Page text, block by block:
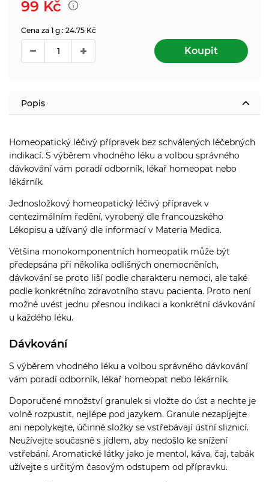
99 Kč
Cena za 1 g : 24.75 Kč
Koupit
Popis
Homeopatický léčivý přípravek bez schválených léčebných
indikací. S výběrem vhodného léku a volbou správného
dávkování vám poradí odborník, lékař homeopat nebo
lékárník.
Jednosložkový homeopatický léčivý přípravek v
centezimálním ředění, vyrobený dle francouzského
Lékopisu a užívaný dle informací v Materia Medica.
Většina monokomponentních homeopatik může být
předepsána při několika odlišných onemocněních,
dávkování se proto liší podle charakteru nemoci, ale také
podle konkrétního zdravotního stavu pacienta. Proto není
možné uvést jednu přesnou indikaci a konkrétní dávkování
u každého léku.
Dávkování
S výběrem vhodného léku a volbou správného dávkování
vám poradí odborník, lékař homeopat nebo lékárník.
Doporučené množství granulek si vložte do úst a nechte je
volně rozpustit, nejlépe pod jazykem. Granule nezapíjejte
ani nepolykejte, účinné složky se vstřebávají ústní sliznicí.
Neužívejte současně s jídlem, aby nedošlo ke snížení
vstřebání. Aromatické látky jako je mentol, káva, čaj, tabák
užívejte s určitým časovým odstupem od přípravku.